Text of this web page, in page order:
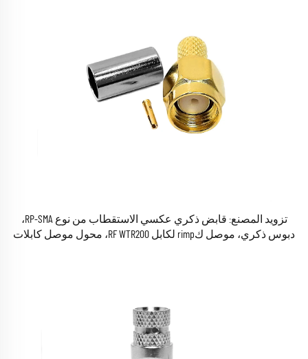
تزويد المصنع: قابض ذكري عكسي الاستقطاب من نوع RP-SMA،
دبوس ذكري، موصل كrimp لكابل RF WTR200، محول موصل كابلات